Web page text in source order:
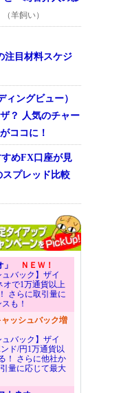
（羊飼い）
注目材料スケジ
ィングビュー）
？ 人気のチャー
ココに！
めFX口座が見
スプレッド比較
ＮＥＷ！
ュバック】ザイ
オで1万通貨以上
さらに取引量に
も！
ャッシュバック増
ュバック】ザイ
ド/円1万通貨以
！ さらに他社か
量に応じて最大